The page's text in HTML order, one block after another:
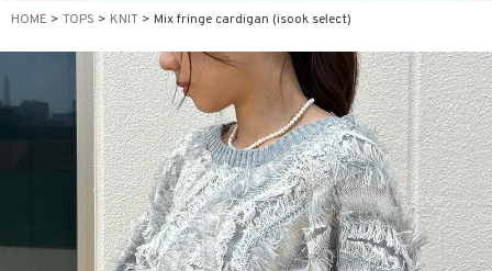
商品番号
販売タイプ
新着 再入荷 SALE
HOME TOPS KNIT Mix fringe cardigan (isook select)